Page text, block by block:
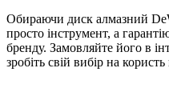
Обираючи диск алмазний
просто інструмент, а
бренду. Замовляйте його в
зробіть свій вибір на